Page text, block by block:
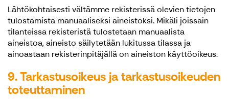
Lähtökohtaisesti vältämme rekisterissä olevien tietojen
tulostamista manuaaliseksi aineistoksi. Mikäli joissain
tilanteissa rekisteristä tulostetaan manuaalista
aineistoa, aineisto säilytetään lukitussa tilassa ja
ainoastaan rekisterinpitäjällä on aineiston käyttöoikeus.
9. Tarkastusoikeus ja tarkastusoikeuden
toteuttaminen